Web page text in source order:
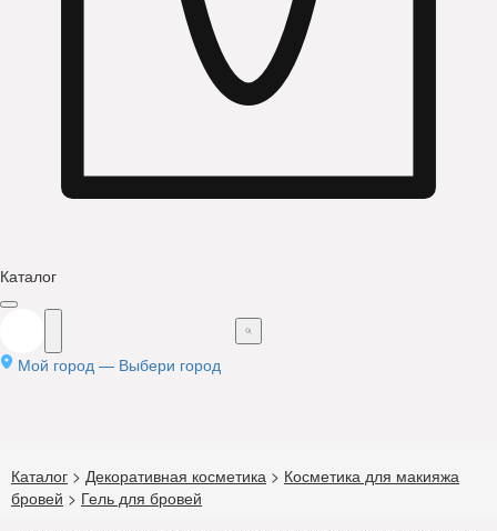
Каталог
Мой город — Выбери город
Каталог > Декоративная косметика > Косметика для макияжа
бровей > Гель для бровей